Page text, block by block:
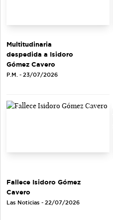
Multitudinaria
despedida a Isidoro
Gómez Cavero
P.M. - 23/07/2026
Fallece Isidoro Gómez
Cavero
Las Noticias - 22/07/2026